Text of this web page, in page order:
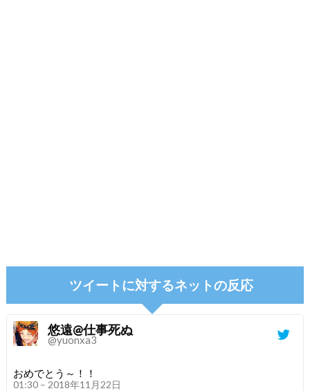
ツイートに対するネットの反応
悠遠@仕事死ぬ
@yuonxa3
おめでとう～！！
01:30 – 2018年11月22日